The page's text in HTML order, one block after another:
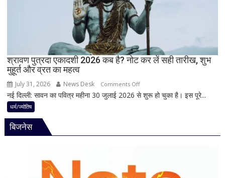
क्यों
होता
है
मां
काली
का
हृदयपीठ
का
श्रावण पुत्रदा एकादशी 2026 कब है? नोट कर लें सही तारीख, शुभ
मुहूर्त और व्रत का महत्व
July 31, 2026 News Desk Comments Offon
श्रावण
कब
कर
नई दिल्ली: सावन का पवित्र महीना 30 जुलाई 2026 से शुरू हो चुका है। इस पूरे...
धर्म/ज्योतिष
बिजनेस